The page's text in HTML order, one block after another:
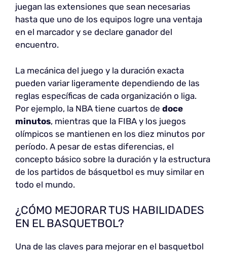
juegan las extensiones que sean necesarias
hasta que uno de los equipos logre una ventaja
en el marcador y se declare ganador del
encuentro.
La mecánica del juego y la duración exacta
pueden variar ligeramente dependiendo de las
reglas específicas de cada organización o liga.
Por ejemplo, la NBA tiene cuartos de doce
minutos, mientras que la FIBA y los juegos
olímpicos se mantienen en los diez minutos por
período. A pesar de estas diferencias, el
concepto básico sobre la duración y la estructura
de los partidos de básquetbol es muy similar en
todo el mundo.
¿CÓMO MEJORAR TUS HABILIDADES
EN EL BASQUETBOL?
Una de las claves para mejorar en el basquetbol